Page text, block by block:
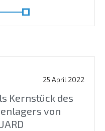
25 April 2022
Kernstück des
von